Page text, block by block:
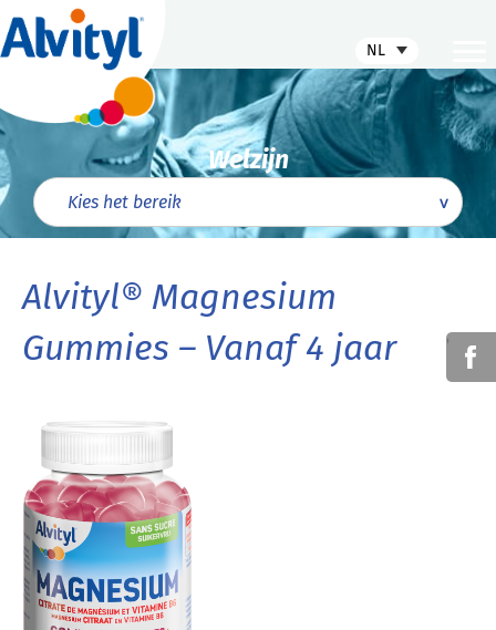
Welzijn
Alvityl® Magnesium
Gummies – Vanaf 4 jaar
'
NL